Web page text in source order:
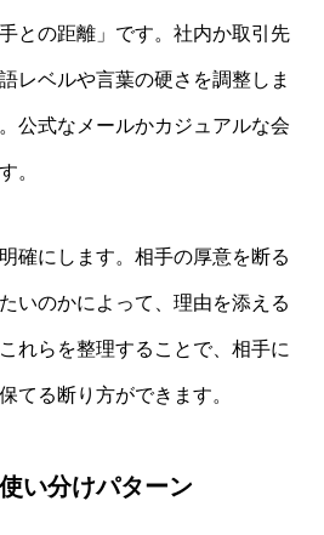
との距離」です。社内か取引先
レベルや言葉の硬さを調整しま
公式なメールかカジュアルな会
。
確にします。相手の厚意を断る
いのかによって、理由を添える
れらを整理することで、相手に
てる断り方ができます。
い分けパターン